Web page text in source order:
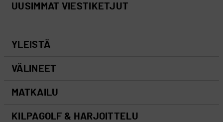
UUSIMMAT VIESTIKETJUT
YLEISTÄ
VÄLINEET
MATKAILU
KILPAGOLF & HARJOITTELU